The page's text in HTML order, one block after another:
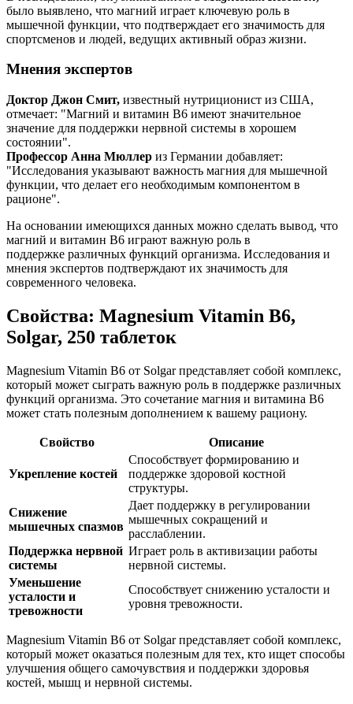
было выявлено, что магний играет ключевую роль в
мышечной функции, что подтверждает его значимость для
спортсменов и людей, ведущих активный образ жизни.
Мнения экспертов
Доктор Джон Смит, известный нутриционист из США,
отмечает: "Магний и витамин B6 имеют значительное
значение для поддержки нервной системы в хорошем
состоянии".
Профессор Анна Мюллер из Германии добавляет:
"Исследования указывают важность магния для мышечной
функции, что делает его необходимым компонентом в
рационе".
На основании имеющихся данных можно сделать вывод, что
магний и витамин B6 играют важную роль в
поддержке различных функций организма. Исследования и
мнения экспертов подтверждают их значимость для
современного человека.
Свойства: Magnesium Vitamin B6,
Solgar, 250 таблеток
Magnesium Vitamin B6 от Solgar представляет собой комплекс,
который может сыграть важную роль в поддержке различных
функций организма. Это сочетание магния и витамина B6
может стать полезным дополнением к вашему рациону.
Свойство Описание
Укрепление костей
Способствует формированию и
поддержке здоровой костной
структуры.
Снижение
мышечных спазмов
Дает поддержку в регулировании
мышечных сокращений и
расслаблении.
Поддержка нервной
системы
Играет роль в активизации работы
нервной системы.
Уменьшение
усталости и
тревожности
Способствует снижению усталости и
уровня тревожности.
Magnesium Vitamin B6 от Solgar представляет собой комплекс,
который может оказаться полезным для тех, кто ищет способы
улучшения общего самочувствия и поддержки здоровья
костей, мышц и нервной системы.